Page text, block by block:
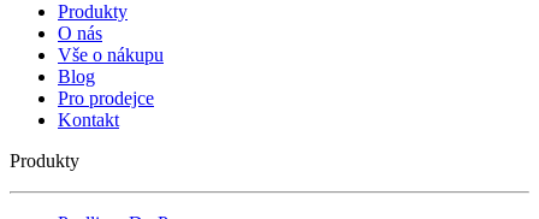
Produkty
O nás
Vše o nákupu
Blog
Pro prodejce
Kontakt
Produkty